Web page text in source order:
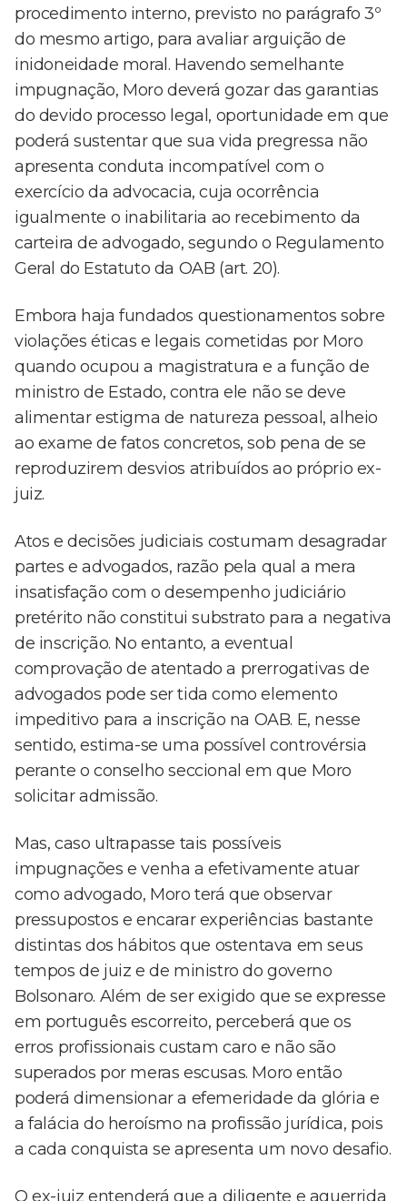
procedimento interno, previsto no parágrafo 3º
do mesmo artigo, para avaliar arguição de
inidoneidade moral. Havendo semelhante
impugnação, Moro deverá gozar das garantias
do devido processo legal, oportunidade em que
poderá sustentar que sua vida pregressa não
apresenta conduta incompatível com o
exercício da advocacia, cuja ocorrência
igualmente o inabilitaria ao recebimento da
carteira de advogado, segundo o Regulamento
Geral do Estatuto da OAB (art. 20).
Embora haja fundados questionamentos sobre
violações éticas e legais cometidas por Moro
quando ocupou a magistratura e a função de
ministro de Estado, contra ele não se deve
alimentar estigma de natureza pessoal, alheio
ao exame de fatos concretos, sob pena de se
reproduzirem desvios atribuídos ao próprio ex-
juiz.
Atos e decisões judiciais costumam desagradar
partes e advogados, razão pela qual a mera
insatisfação com o desempenho judiciário
pretérito não constitui substrato para a negativa
de inscrição. No entanto, a eventual
comprovação de atentado a prerrogativas de
advogados pode ser tida como elemento
impeditivo para a inscrição na OAB. E, nesse
sentido, estima-se uma possível controvérsia
perante o conselho seccional em que Moro
solicitar admissão.
Mas, caso ultrapasse tais possíveis
impugnações e venha a efetivamente atuar
como advogado, Moro terá que observar
pressupostos e encarar experiências bastante
distintas dos hábitos que ostentava em seus
tempos de juiz e de ministro do governo
Bolsonaro. Além de ser exigido que se expresse
em português escorreito, perceberá que os
erros profissionais custam caro e não são
superados por meras escusas. Moro então
poderá dimensionar a efemeridade da glória e
a falácia do heroísmo na profissão jurídica, pois
a cada conquista se apresenta um novo desafio.
O ex-juiz entenderá que a diligente e aguerrida